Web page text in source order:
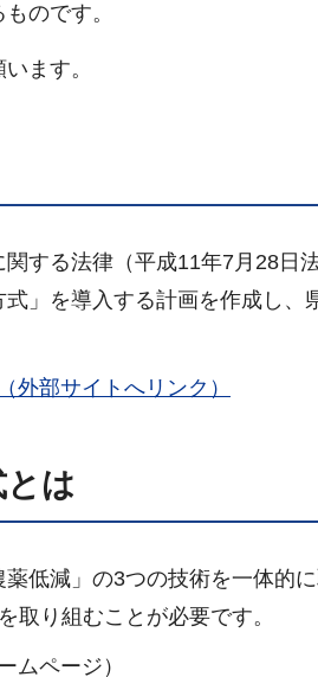
のです。
ます。
する法律（平成11年7月28日
」を導入する計画を作成し、
外部サイトへリンク ）
は
低減」の3つの技術を一体的
取り組むことが必要です。
ムページ）